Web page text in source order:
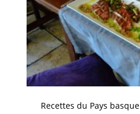
Recettes du Pays basque